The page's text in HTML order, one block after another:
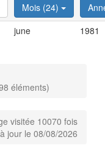
Mois (24)
june 1981
éléments)
visitée 10070 fois
jour le 08/08/2026